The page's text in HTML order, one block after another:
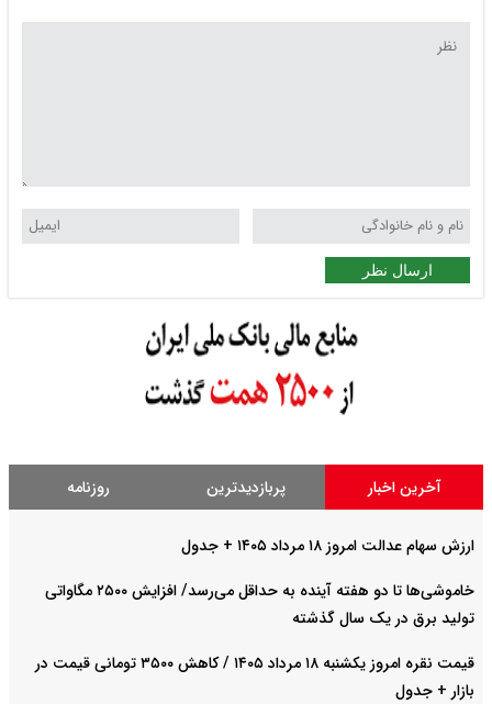
ارسال نظر
آخرین اخبار پربازدیدترین روزنامه
ارزش سهام عدالت امروز ۱۸ مرداد ۱۴۰۵ + جدول
خاموشی‌ها تا دو هفته آینده به حداقل می‌رسد/ افزایش ۲۵۰۰ مگاواتی
تولید برق در یک سال گذشته
قیمت نقره امروز یکشنبه ۱۸ مرداد ۱۴۰۵ / کاهش ۳۵۰۰ تومانی قیمت در
بازار + جدول